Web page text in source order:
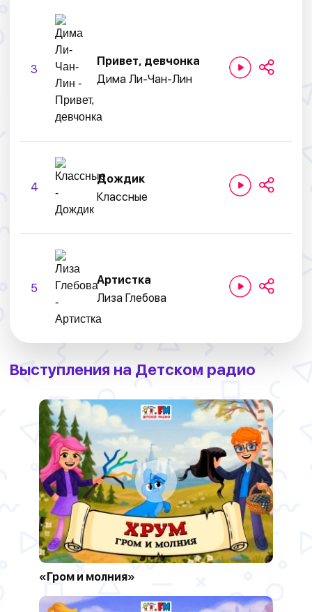
3
Привет, девчонка
Дима Ли-Чан-Лин
4
Дождик
Классные
5
Артистка
Лиза Глебова
Выступления на Детском радио
«Гром и молния»